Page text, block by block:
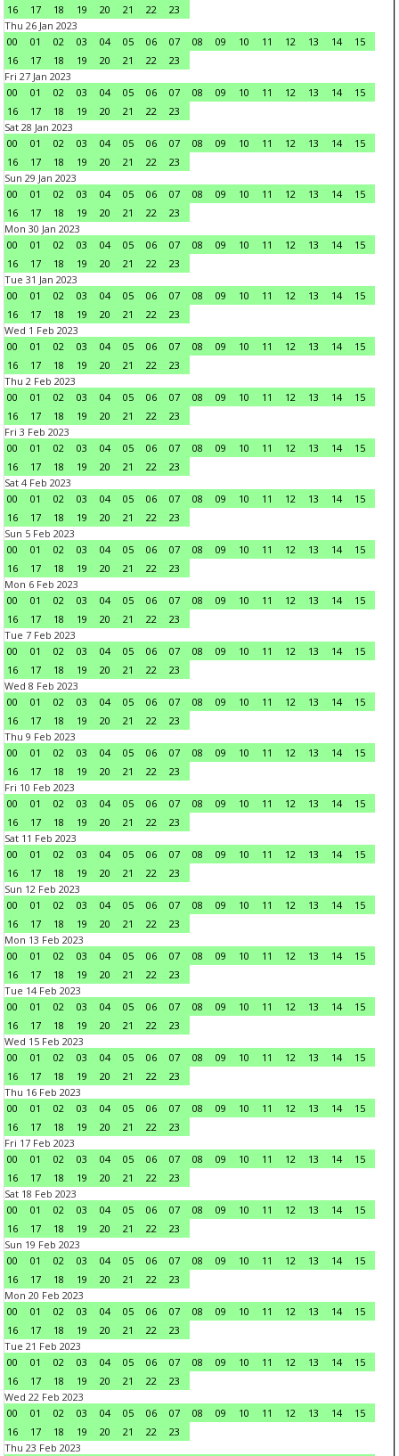
16
17 18 19 20 21 22
23
Thu 26 Jan 2023
00
01 02 03 04 05 06 07 08 09 10 11 12 13 14
15
16
17 18 19 20 21 22
23
Fri 27 Jan 2023
00
01 02 03 04 05 06 07 08 09 10 11 12 13 14
15
16
17 18 19 20 21 22
23
Sat 28 Jan 2023
00
01 02 03 04 05 06 07 08 09 10 11 12 13 14
15
16
17 18 19 20 21 22
23
Sun 29 Jan 2023
00
01 02 03 04 05 06 07 08 09 10 11 12 13 14
15
16
17 18 19 20 21 22
23
Mon 30 Jan 2023
00
01 02 03 04 05 06 07 08 09 10 11 12 13 14
15
16
17 18 19 20 21 22
23
Tue 31 Jan 2023
00
01 02 03 04 05 06 07 08 09 10 11 12 13 14
15
16
17 18 19 20 21 22
23
Wed 1 Feb 2023
00
01 02 03 04 05 06 07 08 09 10 11 12 13 14
15
16
17 18 19 20 21 22
23
Thu 2 Feb 2023
00
01 02 03 04 05 06 07 08 09 10 11 12 13 14
15
16
17 18 19 20 21 22
23
Fri 3 Feb 2023
00
01 02 03 04 05 06 07 08 09 10 11 12 13 14
15
16
17 18 19 20 21 22
23
Sat 4 Feb 2023
00
01 02 03 04 05 06 07 08 09 10 11 12 13 14
15
16
17 18 19 20 21 22
23
Sun 5 Feb 2023
00
01 02 03 04 05 06 07 08 09 10 11 12 13 14
15
16
17 18 19 20 21 22
23
Mon 6 Feb 2023
00
01 02 03 04 05 06 07 08 09 10 11 12 13 14
15
16
17 18 19 20 21 22
23
Tue 7 Feb 2023
00
01 02 03 04 05 06 07 08 09 10 11 12 13 14
15
16
17 18 19 20 21 22
23
Wed 8 Feb 2023
00
01 02 03 04 05 06 07 08 09 10 11 12 13 14
15
16
17 18 19 20 21 22
23
Thu 9 Feb 2023
00
01 02 03 04 05 06 07 08 09 10 11 12 13 14
15
16
17 18 19 20 21 22
23
Fri 10 Feb 2023
00
01 02 03 04 05 06 07 08 09 10 11 12 13 14
15
16
17 18 19 20 21 22
23
Sat 11 Feb 2023
00
01 02 03 04 05 06 07 08 09 10 11 12 13 14
15
16
17 18 19 20 21 22
23
Sun 12 Feb 2023
00
01 02 03 04 05 06 07 08 09 10 11 12 13 14
15
16
17 18 19 20 21 22
23
Mon 13 Feb 2023
00
01 02 03 04 05 06 07 08 09 10 11 12 13 14
15
16
17 18 19 20 21 22
23
Tue 14 Feb 2023
00
01 02 03 04 05 06 07 08 09 10 11 12 13 14
15
16
17 18 19 20 21 22
23
Wed 15 Feb 2023
00
01 02 03 04 05 06 07 08 09 10 11 12 13 14
15
16
17 18 19 20 21 22
23
Thu 16 Feb 2023
00
01 02 03 04 05 06 07 08 09 10 11 12 13 14
15
16
17 18 19 20 21 22
23
Fri 17 Feb 2023
00
01 02 03 04 05 06 07 08 09 10 11 12 13 14
15
16
17 18 19 20 21 22
23
Sat 18 Feb 2023
00
01 02 03 04 05 06 07 08 09 10 11 12 13 14
15
16
17 18 19 20 21 22
23
Sun 19 Feb 2023
00
01 02 03 04 05 06 07 08 09 10 11 12 13 14
15
16
17 18 19 20 21 22
23
Mon 20 Feb 2023
00
01 02 03 04 05 06 07 08 09 10 11 12 13 14
15
16
17 18 19 20 21 22
23
Tue 21 Feb 2023
00
01 02 03 04 05 06 07 08 09 10 11 12 13 14
15
16
17 18 19 20 21 22
23
Wed 22 Feb 2023
00
01 02 03 04 05 06 07 08 09 10 11 12 13 14
15
16
17 18 19 20 21 22
23
Thu 23 Feb 2023